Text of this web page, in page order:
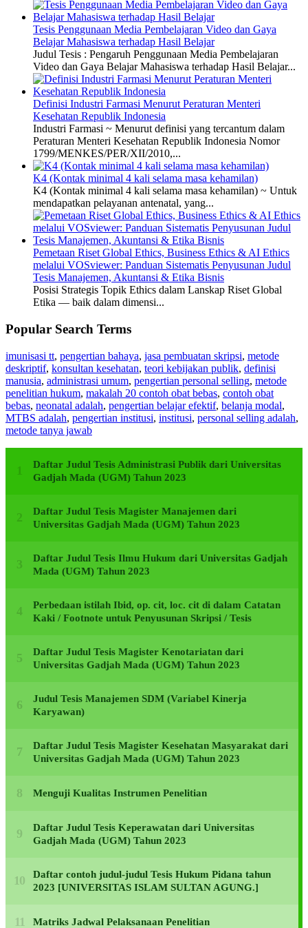
Tesis Penggunaan Media Pembelajaran Video dan Gaya
Belajar Mahasiswa terhadap Hasil Belajar
Judul Tesis : Pengaruh Penggunaan Media Pembelajaran
Video dan Gaya Belajar Mahasiswa terhadap Hasil Belajar...
Definisi Industri Farmasi Menurut Peraturan Menteri
Kesehatan Republik Indonesia
Industri Farmasi ~ Menurut definisi yang tercantum dalam
Peraturan Menteri Kesehatan Republik Indonesia Nomor
1799/MENKES/PER/XII/2010,...
K4 (Kontak minimal 4 kali selama masa kehamilan)
K4 (Kontak minimal 4 kali selama masa kehamilan) ~ Untuk
mendapatkan pelayanan antenatal, yang...
Pemetaan Riset Global Ethics, Business Ethics & AI Ethics
melalui VOSviewer: Panduan Sistematis Penyusunan Judul
Tesis Manajemen, Akuntansi & Etika Bisnis
Posisi Strategis Topik Ethics dalam Lanskap Riset Global
Etika — baik dalam dimensi...
Popular Search Terms
imunisasi tt, pengertian bahaya, jasa pembuatan skripsi, metode
deskriptif, konsultan kesehatan, teori kebijakan publik, definisi
manusia, administrasi umum, pengertian personal selling, metode
penelitian hukum, makalah 20 contoh obat bebas, contoh obat
bebas, neonatal adalah, pengertian belajar efektif, belanja modal,
MTBS adalah, pengertian institusi, institusi, personal selling adalah,
metode tanya jawab
Daftar Judul Tesis Administrasi Publik dari Universitas
Gadjah Mada (UGM) Tahun 2023
Daftar Judul Tesis Magister Manajemen dari
Universitas Gadjah Mada (UGM) Tahun 2023
Daftar Judul Tesis Ilmu Hukum dari Universitas Gadjah
Mada (UGM) Tahun 2023
Perbedaan istilah Ibid, op. cit, loc. cit di dalam Catatan
Kaki / Footnote untuk Penyusunan Skripsi / Tesis
Daftar Judul Tesis Magister Kenotariatan dari
Universitas Gadjah Mada (UGM) Tahun 2023
Judul Tesis Manajemen SDM (Variabel Kinerja
Karyawan)
Daftar Judul Tesis Magister Kesehatan Masyarakat dari
Universitas Gadjah Mada (UGM) Tahun 2023
Menguji Kualitas Instrumen Penelitian
Daftar Judul Tesis Keperawatan dari Universitas
Gadjah Mada (UGM) Tahun 2023
Daftar contoh judul-judul Tesis Hukum Pidana tahun
2023 [UNIVERSITAS ISLAM SULTAN AGUNG.]
Matriks Jadwal Pelaksanaan Penelitian